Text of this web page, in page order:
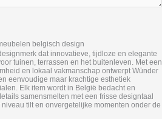
dat innovatieve, tijdloze en elegante
tuinen, terrassen en het buitenleven. Met een
en lokaal vakmanschap ontwerpt Wünder
eenvoudige maar krachtige esthetiek
Elk item wordt in België bedacht en
samensmelten met een frisse designtaal
tilt en onvergetelijke momenten onder de